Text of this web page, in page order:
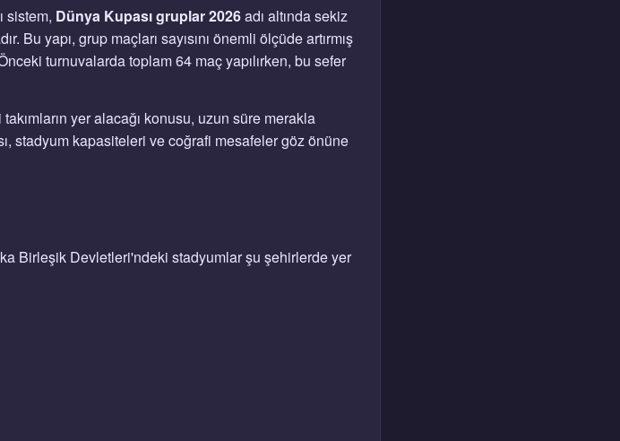
sistem, Dünya Kupası gruplar 2026adı altında sekiz
Bu yapı, grup maçları sayısını önemli ölçüde artırmış
turnuvalarda toplam 64 maç yapılırken, bu sefer
takımların yer alacağı konusu, uzun süre merakla
stadyum kapasiteleri ve coğrafi mesafeler göz önüne
Birleşik Devletleri'ndeki stadyumlar şu şehirlerde yer